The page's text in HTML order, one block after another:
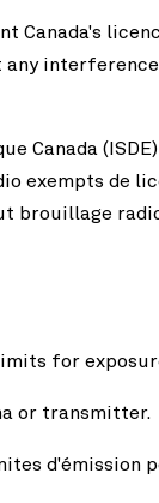
Canada's
exempts de
for
or transmitter.
d'émission